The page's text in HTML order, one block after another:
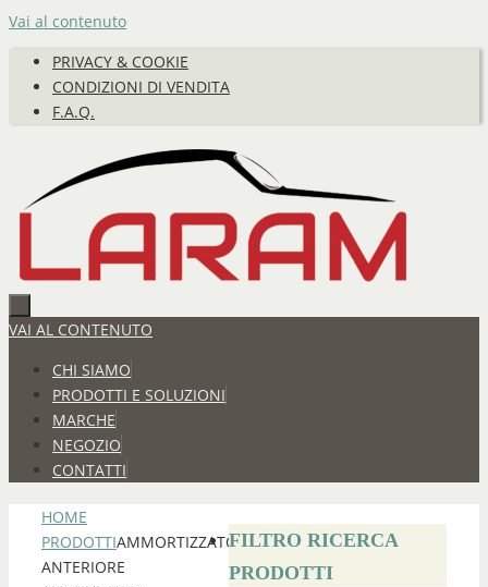
Vai al contenuto
PRIVACY & COOKIE
CONDIZIONI DI VENDITA
F.A.Q.
VAI AL CONTENUTO
CHI SIAMO
PRODOTTI E SOLUZIONI
MARCHE
NEGOZIO
CONTATTI
HOME
PRODOTTIAMMORTIZZATORE
ANTERIORE
FILTRO RICERCA
PRODOTTI